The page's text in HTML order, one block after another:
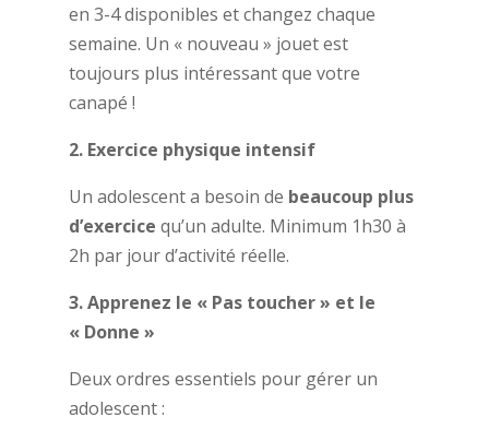
en 3-4 disponibles et changez chaque
semaine. Un « nouveau » jouet est
toujours plus intéressant que votre
canapé !
2. Exercice physique intensif
Un adolescent a besoin de beaucoup plus
d’exercice qu’un adulte. Minimum 1h30 à
2h par jour d’activité réelle.
3. Apprenez le « Pas toucher » et le
« Donne »
Deux ordres essentiels pour gérer un
adolescent :